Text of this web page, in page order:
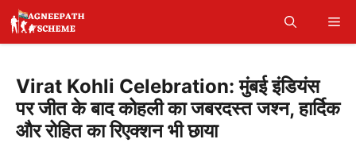
Skip
content
Virat Kohli Celebration: मुंबई इंडियंस
पर जीत के बाद कोहली का जबरदस्त जश्न, हार्दिक
और रोहित का रिएक्शन भी छाया